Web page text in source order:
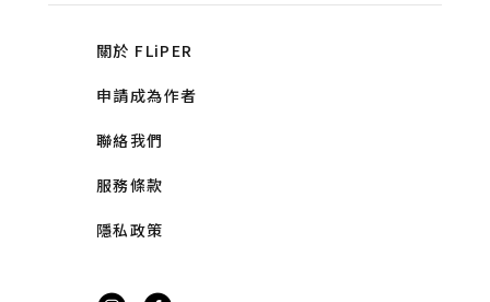
關於 FLiPER
申請成為作者
聯絡我們
服務條款
隱私政策